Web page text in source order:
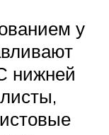
у
нижней